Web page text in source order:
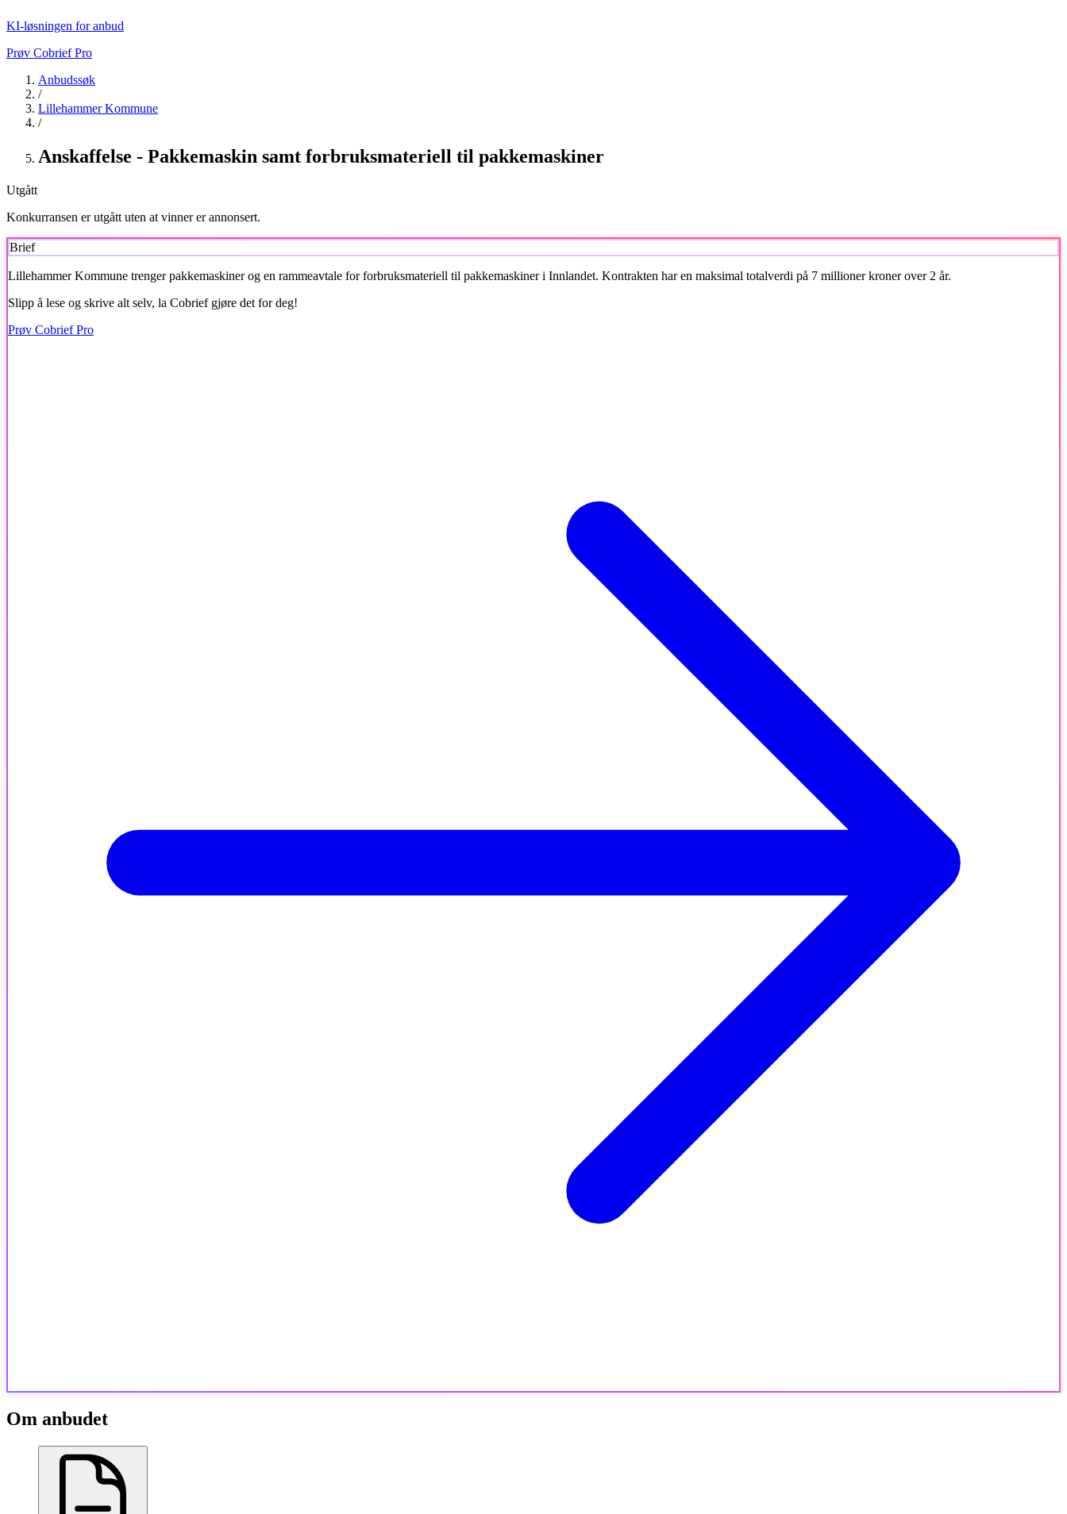
KI-løsningen for anbud
Prøv Cobrief Pro
Anbudssøk
/
Lillehammer Kommune
/
Anskaffelse - Pakkemaskin samt forbruksmateriell til pakkemaskiner
Utgått
Konkurransen er utgått uten at vinner er annonsert.
Brief
Lillehammer Kommune trenger pakkemaskiner og en rammeavtale for forbruksmateriell til pakkemaskiner i Innlandet. Kontrakten har en maksimal totalverdi på 7 millioner kroner over 2 år.
Slipp å lese og skrive alt selv, la Cobrief gjøre det for deg!
Prøv Cobrief Pro
Om anbudet